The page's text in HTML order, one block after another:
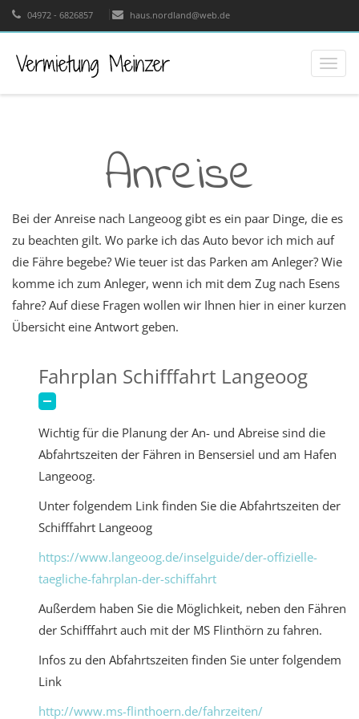
04972 - 6826857 haus.nordland@web.de
Toggle
Anreise
Bei der Anreise nach Langeoog gibt es ein paar Dinge, die es
zu beachten gilt. Wo parke ich das Auto bevor ich mich auf
die Fähre begebe? Wie teuer ist das Parken am Anleger? Wie
komme ich zum Anleger, wenn ich mit dem Zug nach Esens
fahre? Auf diese Fragen wollen wir Ihnen hier in einer kurzen
Übersicht eine Antwort geben.
Fahrplan Schifffahrt Langeoog
Wichtig für die Planung der An- und Abreise sind die
Abfahrtszeiten der Fähren in Bensersiel und am Hafen
Langeoog.
Unter folgendem Link finden Sie die Abfahrtszeiten der
Schifffahrt Langeoog
https://www.langeoog.de/inselguide/der-offizielle-
taegliche-fahrplan-der-schiffahrt
Außerdem haben Sie die Möglichkeit, neben den Fähren
der Schifffahrt auch mit der MS Flinthörn zu fahren.
Infos zu den Abfahrtszeiten finden Sie unter folgendem
Link
http://www.ms-flinthoern.de/fahrzeiten/